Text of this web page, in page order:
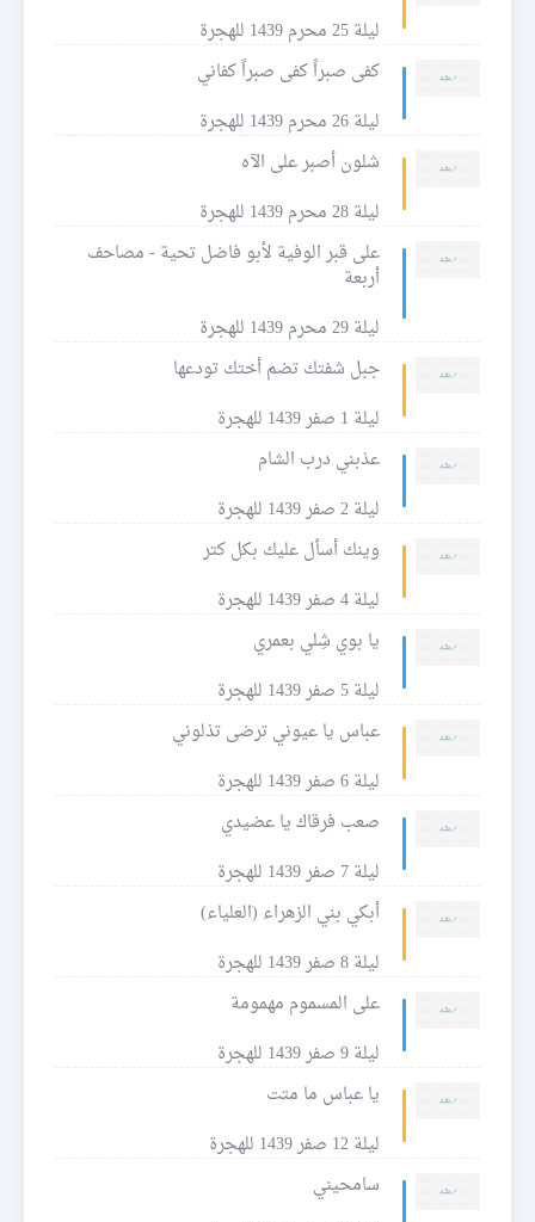
ليلة 25 محرم 1439 للهجرة
كفى صبراً كفى صبراً كفاني
ليلة 26 محرم 1439 للهجرة
شلون أصبر على الآه
ليلة 28 محرم 1439 للهجرة
على قبر الوفية لأبو فاضل تحية - مصاحف
أربعة
ليلة 29 محرم 1439 للهجرة
جبل شفتك تضم أختك تودعها
ليلة 1 صفر 1439 للهجرة
عذبني درب الشام
ليلة 2 صفر 1439 للهجرة
وينك أسأل عليك بكل كتر
ليلة 4 صفر 1439 للهجرة
يا بوي شِلي بعمري
ليلة 5 صفر 1439 للهجرة
عباس يا عيوني ترضى تذلوني
ليلة 6 صفر 1439 للهجرة
صعب فرقاك يا عضيدي
ليلة 7 صفر 1439 للهجرة
أبكي بني الزهراء (العلياء)
ليلة 8 صفر 1439 للهجرة
على المسموم مهمومة
ليلة 9 صفر 1439 للهجرة
يا عباس ما متت
ليلة 12 صفر 1439 للهجرة
سامحيني